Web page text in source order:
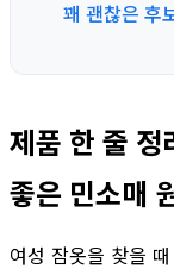
꽤 괜찮은 후
제품 한 줄 정
좋은 민소매
여성 잠옷을 찾을